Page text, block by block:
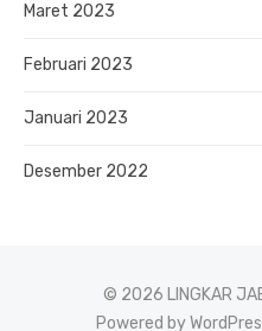
Maret 2023
Februari 2023
Januari 2023
Desember 2022
© 2026 LINGKAR
Powered by